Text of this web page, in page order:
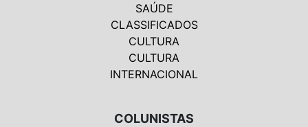
SAÚDE
CLASSIFICADOS
CULTURA
CULTURA
INTERNACIONAL
COLUNISTAS